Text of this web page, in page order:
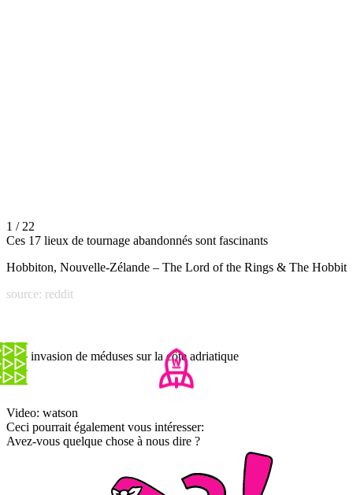
1 / 22
Ces 17 lieux de tournage abandonnés sont fascinants
Hobbiton, Nouvelle-Zélande – The Lord of the Rings & The Hobbit
source: reddit
Une invasion de méduses sur la côte adriatique
Video: watson
Ceci pourrait également vous intéresser:
Avez-vous quelque chose à nous dire ?